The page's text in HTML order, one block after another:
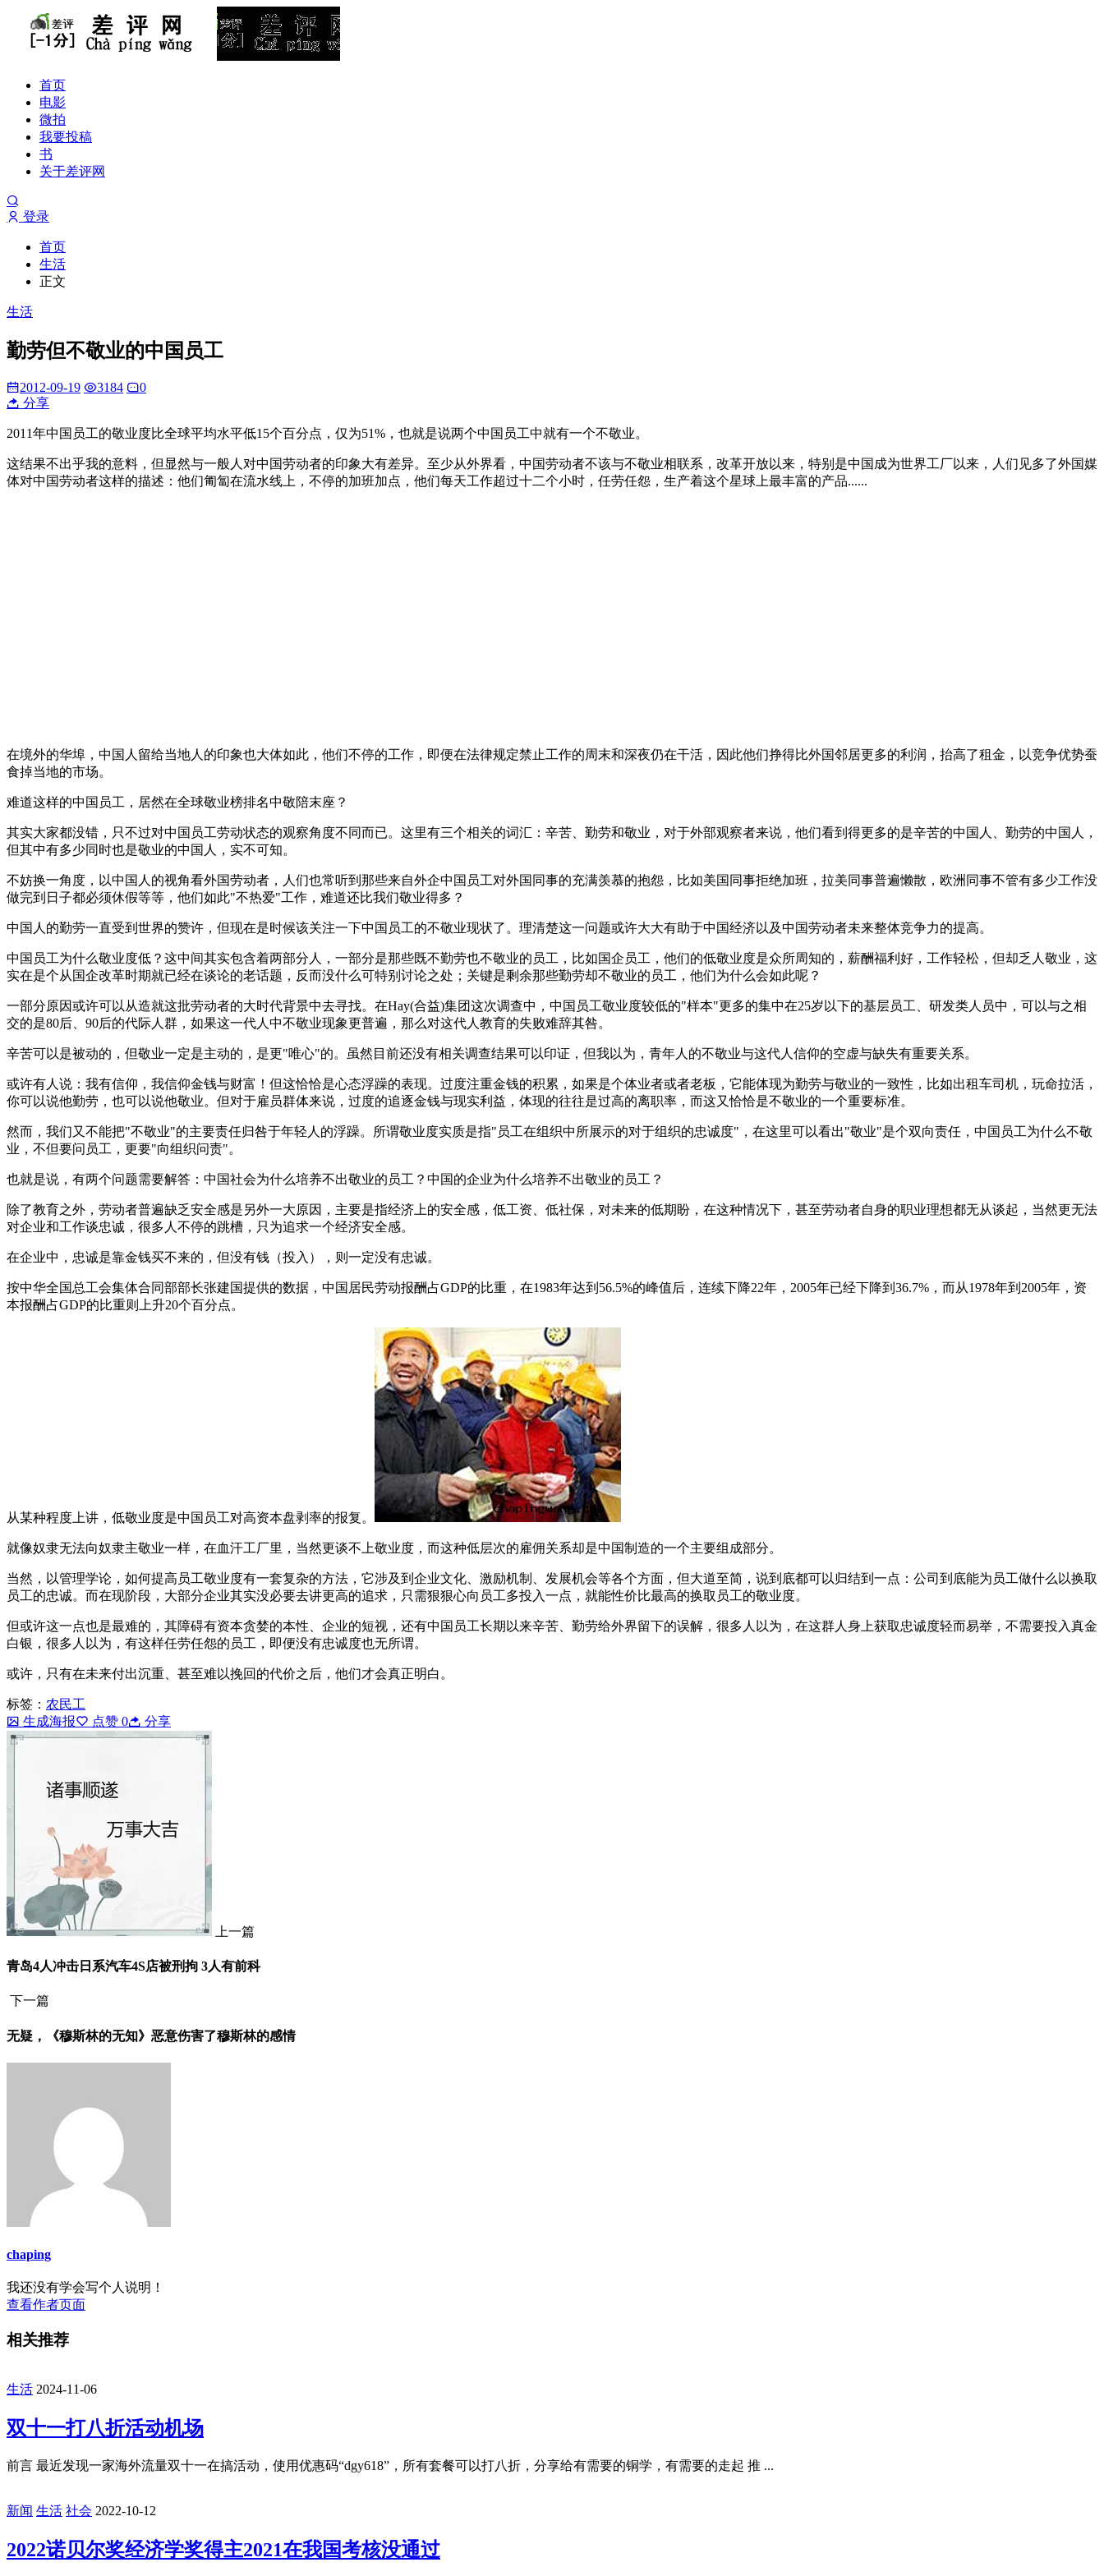
首页
电影
微拍
我要投稿
书
关于差评网
登录
首页
生活
正文
生活
勤劳但不敬业的中国员工
2012-09-19 3184
0
分享
2011年中国员工的敬业度比全球平均水平低15个百分点，仅为51%，也就是说两个中国员工中就有一个不敬业。
这结果不出乎我的意料，但显然与一般人对中国劳动者的印象大有差异。至少从外界看，中国劳动者不该与不敬业相联系，改革开放以来，特别是中国成为世界工厂以来，人们见多了外国媒
体对中国劳动者这样的描述：他们匍匐在流水线上，不停的加班加点，他们每天工作超过十二个小时，任劳任怨，生产着这个星球上最丰富的产品......
在境外的华埠，中国人留给当地人的印象也大体如此，他们不停的工作，即便在法律规定禁止工作的周末和深夜仍在干活，因此他们挣得比外国邻居更多的利润，抬高了租金，以竞争优势蚕
食掉当地的市场。
难道这样的中国员工，居然在全球敬业榜排名中敬陪末座？
其实大家都没错，只不过对中国员工劳动状态的观察角度不同而已。这里有三个相关的词汇：辛苦、勤劳和敬业，对于外部观察者来说，他们看到得更多的是辛苦的中国人、勤劳的中国人，
但其中有多少同时也是敬业的中国人，实不可知。
不妨换一角度，以中国人的视角看外国劳动者，人们也常听到那些来自外企中国员工对外国同事的充满羡慕的抱怨，比如美国同事拒绝加班，拉美同事普遍懒散，欧洲同事不管有多少工作没
做完到日子都必须休假等等，他们如此"不热爱"工作，难道还比我们敬业得多？
中国人的勤劳一直受到世界的赞许，但现在是时候该关注一下中国员工的不敬业现状了。理清楚这一问题或许大大有助于中国经济以及中国劳动者未来整体竞争力的提高。
中国员工为什么敬业度低？这中间其实包含着两部分人，一部分是那些既不勤劳也不敬业的员工，比如国企员工，他们的低敬业度是众所周知的，薪酬福利好，工作轻松，但却乏人敬业，这
实在是个从国企改革时期就已经在谈论的老话题，反而没什么可特别讨论之处；关键是剩余那些勤劳却不敬业的员工，他们为什么会如此呢？
一部分原因或许可以从造就这批劳动者的大时代背景中去寻找。在Hay(合益)集团这次调查中，中国员工敬业度较低的"样本"更多的集中在25岁以下的基层员工、研发类人员中，可以与之相
交的是80后、90后的代际人群，如果这一代人中不敬业现象更普遍，那么对这代人教育的失败难辞其咎。
辛苦可以是被动的，但敬业一定是主动的，是更"唯心"的。虽然目前还没有相关调查结果可以印证，但我以为，青年人的不敬业与这代人信仰的空虚与缺失有重要关系。
或许有人说：我有信仰，我信仰金钱与财富！但这恰恰是心态浮躁的表现。过度注重金钱的积累，如果是个体业者或者老板，它能体现为勤劳与敬业的一致性，比如出租车司机，玩命拉活，
你可以说他勤劳，也可以说他敬业。但对于雇员群体来说，过度的追逐金钱与现实利益，体现的往往是过高的离职率，而这又恰恰是不敬业的一个重要标准。
然而，我们又不能把"不敬业"的主要责任归咎于年轻人的浮躁。所谓敬业度实质是指"员工在组织中所展示的对于组织的忠诚度"，在这里可以看出"敬业"是个双向责任，中国员工为什么不敬
业，不但要问员工，更要"向组织问责"。
也就是说，有两个问题需要解答：中国社会为什么培养不出敬业的员工？中国的企业为什么培养不出敬业的员工？
除了教育之外，劳动者普遍缺乏安全感是另外一大原因，主要是指经济上的安全感，低工资、低社保，对未来的低期盼，在这种情况下，甚至劳动者自身的职业理想都无从谈起，当然更无法
对企业和工作谈忠诚，很多人不停的跳槽，只为追求一个经济安全感。
在企业中，忠诚是靠金钱买不来的，但没有钱（投入），则一定没有忠诚。
按中华全国总工会集体合同部部长张建国提供的数据，中国居民劳动报酬占GDP的比重，在1983年达到56.5%的峰值后，连续下降22年，2005年已经下降到36.7%，而从1978年到2005年，资
本报酬占GDP的比重则上升20个百分点。
从某种程度上讲，低敬业度是中国员工对高资本盘剥率的报复。
就像奴隶无法向奴隶主敬业一样，在血汗工厂里，当然更谈不上敬业度，而这种低层次的雇佣关系却是中国制造的一个主要组成部分。
当然，以管理学论，如何提高员工敬业度有一套复杂的方法，它涉及到企业文化、激励机制、发展机会等各个方面，但大道至简，说到底都可以归结到一点：公司到底能为员工做什么以换取
员工的忠诚。而在现阶段，大部分企业其实没必要去讲更高的追求，只需狠狠心向员工多投入一点，就能性价比最高的换取员工的敬业度。
但或许这一点也是最难的，其障碍有资本贪婪的本性、企业的短视，还有中国员工长期以来辛苦、勤劳给外界留下的误解，很多人以为，在这群人身上获取忠诚度轻而易举，不需要投入真金
白银，很多人以为，有这样任劳任怨的员工，即便没有忠诚度也无所谓。
或许，只有在未来付出沉重、甚至难以挽回的代价之后，他们才会真正明白。
标签： 农民工
生成海报
点赞 0 分享
上一篇
青岛4人冲击日系汽车4S店被刑拘 3人有前科
下一篇
无疑，《穆斯林的无知》恶意伤害了穆斯林的感情
chaping
我还没有学会写个人说明！
查看作者页面
相关推荐